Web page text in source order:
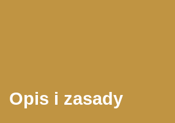
Opis i zasady